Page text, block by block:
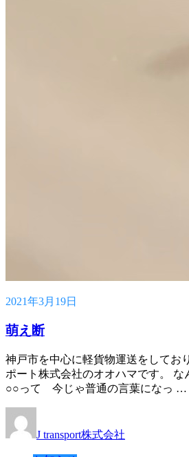
2021年3月19日
萌え断
神戸市を中心に軽貨物運送をして
ポート株式会社のオオハマです。
○○って 今じゃ普通の言葉になっ …
J transport株式会社